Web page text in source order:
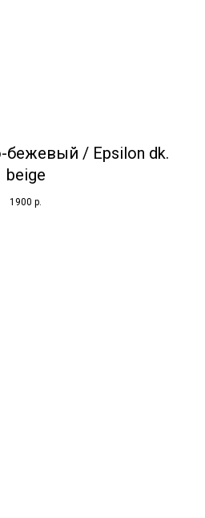
бежевый / Epsilon dk.
beige
1900 р.